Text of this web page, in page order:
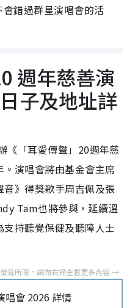
錯過群星演唱會的活
週年慈善演
子及地址詳
《「耳愛傳聲」20週年慈
演唱會將由基金會主席
》得獎歌手周吉佩及張
Tam也將參與，延續溫
持聽覺保健及聽障人士
唱會 2026 詳情